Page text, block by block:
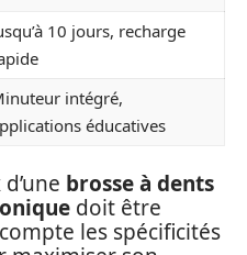
10 jours, recharge
intégré,
éducatives
brosse à dents
doit être
les spécificités